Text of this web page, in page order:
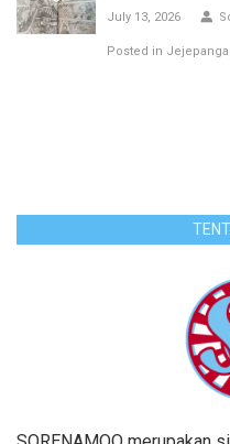
July 13, 2026
Posted in